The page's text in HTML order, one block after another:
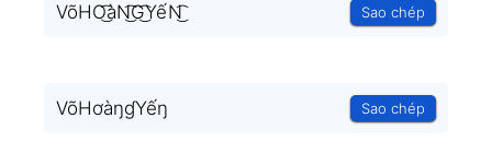
VõHO͜͡àN͜͡G͜͡YếN͜͡ Sao chép
VõHơàŋɠYếŋ Sao chép